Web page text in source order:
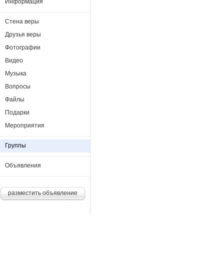
Информация
Стена веры
Друзья веры
Фотографии
Видео
Музыка
Вопросы
Файлы
Подарки
Мероприятия
Группы
Объявления
разместить объявление